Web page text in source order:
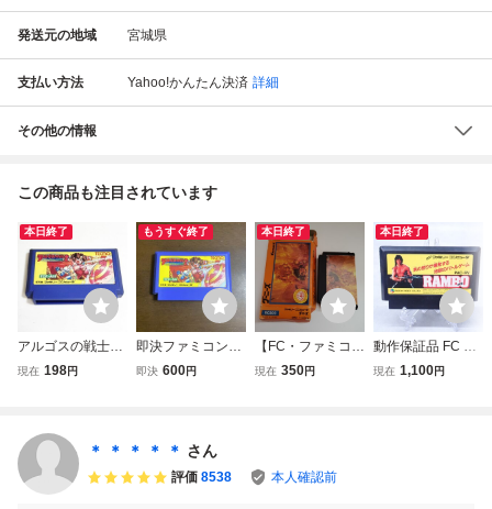
発送元の地域 宮城県
支払い方法 Yahoo!かんたん決済 詳細
その他の情報
この商品も注目されています
本日終了
アルゴスの戦士
【動作確認済】８
現在 198円
もうすぐ終了
即決ファミコンソ
フト アルゴスの
即決 600円
本日終了
【FC・ファミコ
ン】 グーニーズ
現在 350円
本日終了
動作保証品 FC フ
ァミコン ランボー
現在 1,100円
＊ ＊ ＊ ＊ ＊ さん
評価 8538 本人確認前